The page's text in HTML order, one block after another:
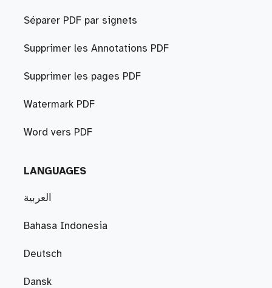
Séparer PDF par signets
Supprimer les Annotations PDF
Supprimer les pages PDF
Watermark PDF
Word vers PDF
LANGUAGES
العربية
Bahasa Indonesia
Deutsch
Dansk